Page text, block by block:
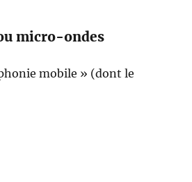
micro-ondes
mobile » (dont le